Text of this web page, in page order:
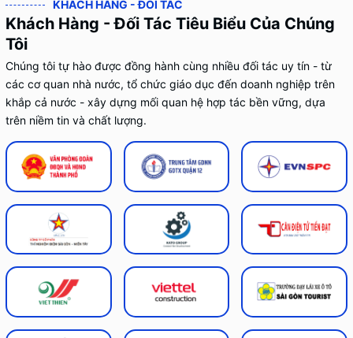
KHÁCH HÀNG - ĐỐI TÁC
Khách Hàng - Đối Tác Tiêu Biểu Của Chúng
Tôi
Chúng tôi tự hào được đồng hành cùng nhiều đối tác uy tín - từ
các cơ quan nhà nước, tổ chức giáo dục đến doanh nghiệp trên
khắp cả nước - xây dựng mối quan hệ hợp tác bền vững, dựa
trên niềm tin và chất lượng.